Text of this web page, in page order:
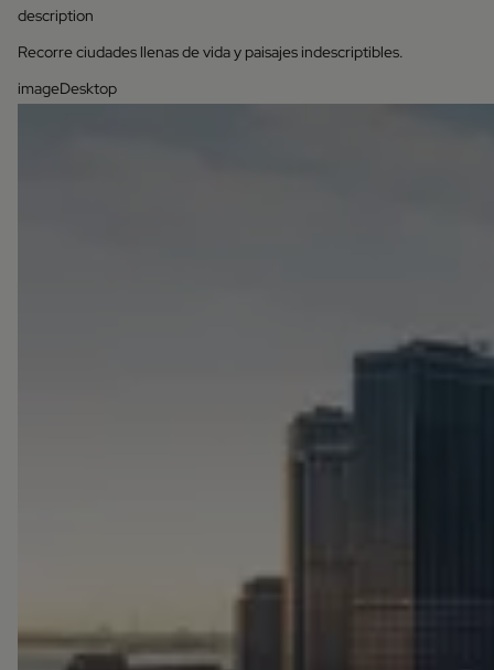
description
Recorre ciudades llenas de vida y paisajes indescriptibles.
imageDesktop